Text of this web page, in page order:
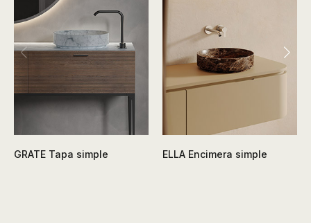
GRATE Tapa simple ELLA Encimera simple